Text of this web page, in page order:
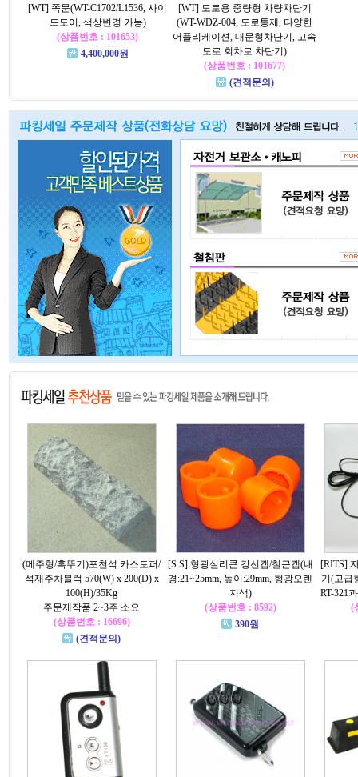
[WT] 쪽문(WT-C1702/L1536, 사이
드도어, 색상변경 가능)
(상품번호 : 101653)
4,400,000원
[WT] 도로용 중량형 차량차단기
(WT-WDZ-004, 도로통제, 다양한
어플리케이션, 대문형차단기, 고속
도로 회차로 차단기)
(상품번호 : 101677)
(견적문의)
(메주형/혹뚜기)포천석 카스토퍼/
석재주차블럭 570(W) x 200(D) x
100(H)/35Kg
주문제작품 2~3주 소요
(상품번호 : 16696)
(견적문의)
[S.S] 형광실리콘 강선캡/철근캡(내
경:21~25mm, 높이:29mm, 형광오렌
지색)
(상품번호 : 8592)
390원
[RITS]
기(고급
RT-321
(